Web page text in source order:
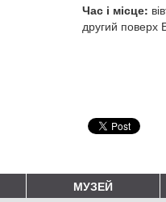
Час і місце:
другий поверх
МУЗЕЙ